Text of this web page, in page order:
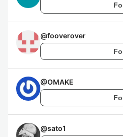
@fooverover
@OMAKE
@sato1